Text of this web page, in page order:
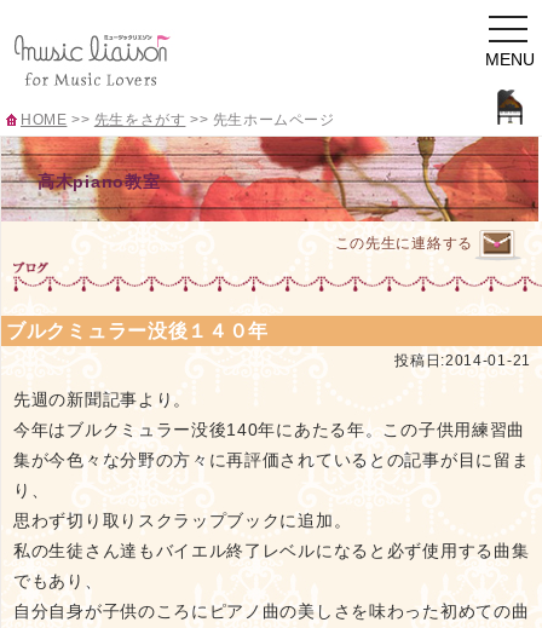
MENU
HOME >> 先生をさがす >> 先生ホームページ
高木piano教室
この先生に連絡する
ブルクミュラー没後１４０年
投稿日:2014-01-21
先週の新聞記事より。
今年はブルクミュラー没後140年にあたる年。この子供用練習曲
集が今色々な分野の方々に再評価されているとの記事が目に留ま
り、
思わず切り取りスクラップブックに追加。
私の生徒さん達もバイエル終了レベルになると必ず使用する曲集
でもあり、
自分自身が子供のころにピアノ曲の美しさを味わった初めての曲